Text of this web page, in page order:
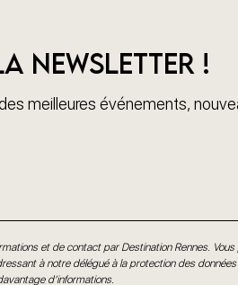
newsletter !
meilleures événements,
et de contact par Destination Rennes.
à notre délégué à la protection des
d’informations.